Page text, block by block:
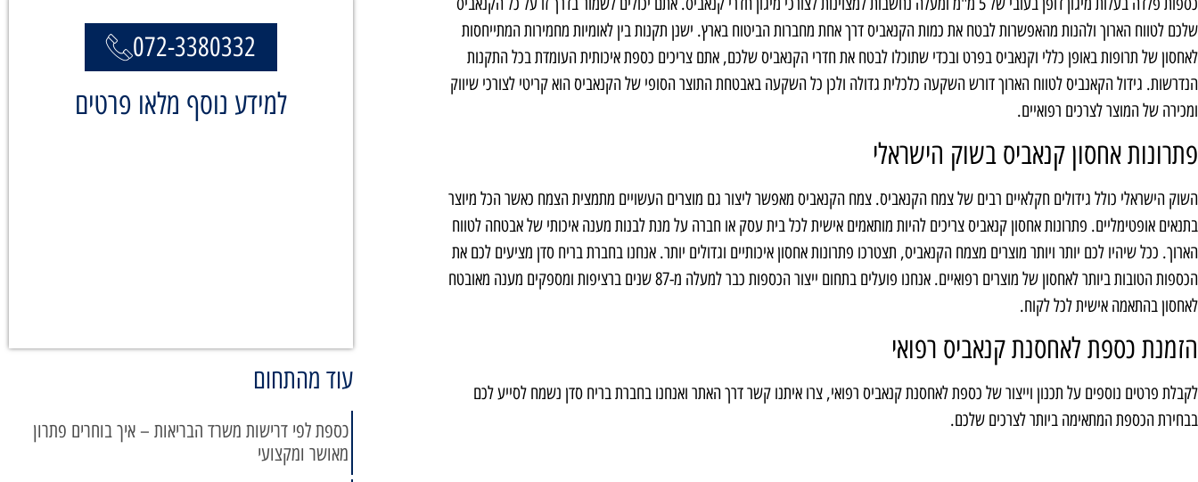
שלכם לטווח הארוך ולהנות מהאפשרות לבטח את כמות הקנאביס דרך אחת מחברות הביטוח בארץ. ישנן תקנות בין לאומיות מחמירות המתייחסות
לאחסון של תרופות באופן כללי וקנאביס בפרט ובכדי שתוכלו לבטח את חדרי הקנאביס שלכם, אתם צריכים כספת איכותית העומדת בכל התקנות
הנדרשות. גידול הקאנביס לטווח הארוך דורש השקעה כלכלית גדולה ולכן כל השקעה באבטחת התוצר הסופי של הקנאביס הוא קריטי לצורכי שיווק
ומכירה של המוצר לצרכים רפואיים.
פתרונות אחסון קנאביס בשוק הישראלי
השוק הישראלי כולל גידולים חקלאיים רבים של צמח הקנאביס. צמח הקנאביס מאפשר ליצור גם מוצרים העשויים מתמצית הצמח כאשר הכל מיוצר
בתנאים אופטימליים. פתרונות אחסון קנאביס צריכים להיות מותאמים אישית לכל בית עסק או חברה על מנת לבנות מענה איכותי של אבטחה לטווח
הארוך. ככל שיהיו לכם יותר ויותר מוצרים מצמח הקנאביס, תצטרכו פתרונות אחסון איכותיים וגדולים יותר. אנחנו בחברת בריח סדן מציעים לכם את
הכספות הטובות ביותר לאחסון של מוצרים רפואיים. אנחנו פועלים בתחום ייצור הכספות כבר למעלה מ-87 שנים ברציפות ומספקים מענה מאובטח
לאחסון בהתאמה אישית לכל לקוח.
הזמנת כספת לאחסנת קנאביס רפואי
לקבלת פרטים נוספים על תכנון וייצור של כספת לאחסנת קנאביס רפואי, צרו איתנו קשר דרך האתר ואנחנו בחברת בריח סדן נשמח לסייע לכם
בבחירת הכספת המתאימה ביותר לצרכים שלכם.
072-3380332
למידע נוסף מלאו פרטים
עוד מהתחום
כספת לפי דרישות משרד הבריאות – איך בוחרים פתרון
מאושר ומקצועי